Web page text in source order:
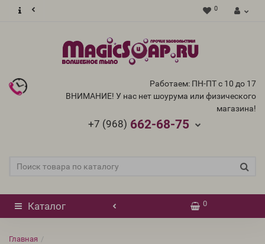
0
Работаем: ПН-ПТ с 10 до 17
ВНИМАНИЕ! У нас нет шоурума или физического
магазина!
+7 (968) 662-68-75
Каталог 0
Главная